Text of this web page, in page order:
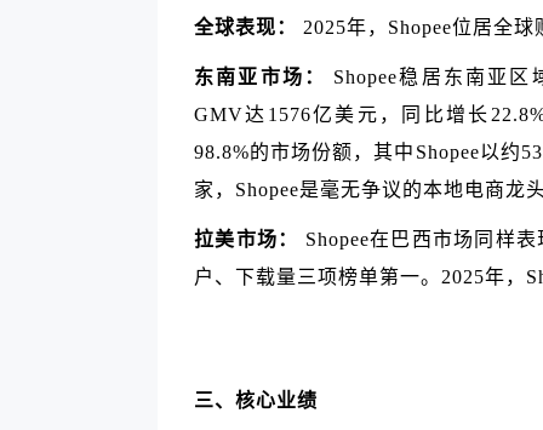
全球表现： 2025年，Shopee位居全
东南亚市场：
Shopee稳居东南亚
GMV达1576亿美元，同比增长
98.8%的市场份额，其中Shopee以约
家，Shopee是毫无争议的本地电商龙
拉美市场：
Shopee在巴西市场同样
户、下载量三项榜单第一。2025年，
三、核心业绩